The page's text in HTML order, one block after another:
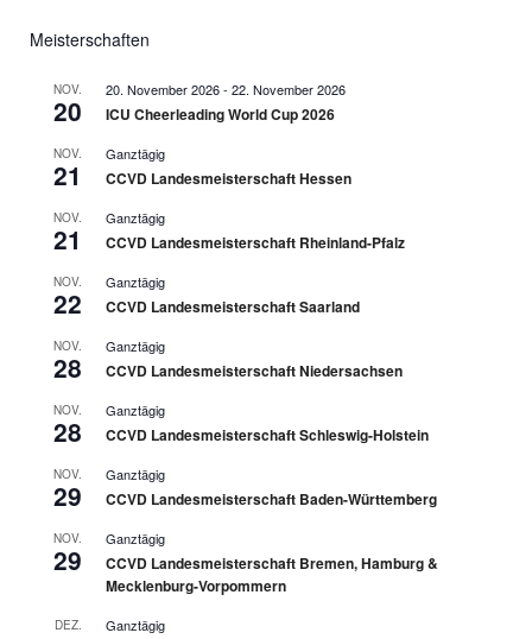
Meisterschaften
NOV.
20
20. November 2026- 22. November 2026
ICU Cheerleading World Cup 2026
NOV.
21
Ganztägig
CCVD Landesmeisterschaft Hessen
NOV.
21
Ganztägig
CCVD Landesmeisterschaft Rheinland-Pfalz
NOV.
22
Ganztägig
CCVD Landesmeisterschaft Saarland
NOV.
28
Ganztägig
CCVD Landesmeisterschaft Niedersachsen
NOV.
28
Ganztägig
CCVD Landesmeisterschaft Schleswig-Holstein
NOV.
29
Ganztägig
CCVD Landesmeisterschaft Baden-Württemberg
NOV.
29
Ganztägig
CCVD Landesmeisterschaft Bremen, Hamburg &
Mecklenburg-Vorpommern
DEZ. Ganztägig